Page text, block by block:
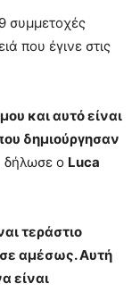
συμμετοχές
που έγινε στις
και αυτό είναι
δημιούργησαν
δήλωσε ο Luca
τεράστιο
αμέσως. Αυτή
είναι